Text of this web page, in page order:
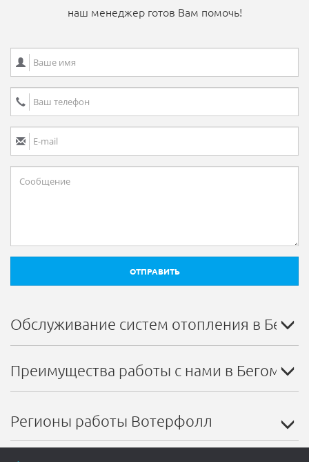
наш менеджер готов Вам помочь!
ОТПРАВИТЬ
Обслуживание систем отопления в
Преимущества работы с нами в Бегомле
Регионы работы Вотерфолл